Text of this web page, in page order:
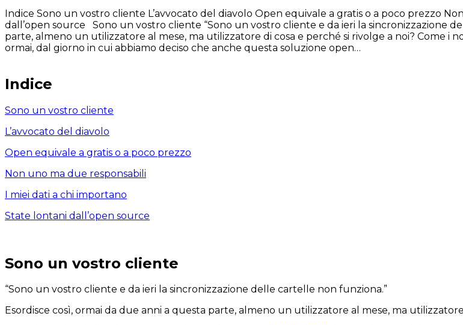
Indice Sono un vostro cliente L’avvocato del diavolo Open equivale a gratis o a poco prezzo
dall’open source Sono un vostro cliente “Sono un vostro cliente e da ieri la sincronizzazione
parte, almeno un utilizzatore al mese, ma utilizzatore di cosa e perché si rivolge a noi? Come i
ormai, dal giorno in cui abbiamo deciso che anche questa soluzione open…
Indice
Sono un vostro cliente
L’avvocato del diavolo
Open equivale a gratis o a poco prezzo
Non uno ma due responsabili
I miei dati a chi importano
State lontani dall’open source
Sono un vostro cliente
“Sono un vostro cliente e da ieri la sincronizzazione delle cartelle non funziona.”
Esordisce così, ormai da due anni a questa parte, almeno un utilizzatore al mese, ma